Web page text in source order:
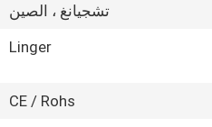
تشجيانغ ، الصين
Linger
CE / Rohs